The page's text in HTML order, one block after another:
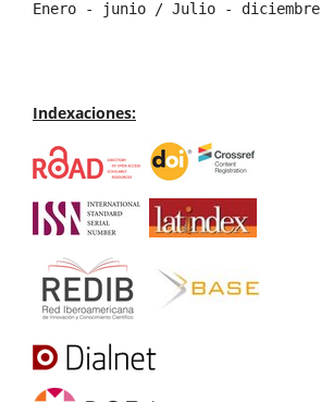
Enero - junio / Julio - diciembre
Indexaciones: